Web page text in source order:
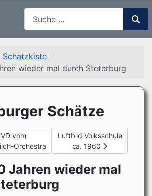
Schatzkiste
wieder mal durch Steterburg
Schätze
Beitrag: III. DVD vom Liebfrauenmilch-
vom
Orchestra
Nächster Beitrag: Luftbild
Luftbild Volksschule
ca. 1960
Jahren wieder mal